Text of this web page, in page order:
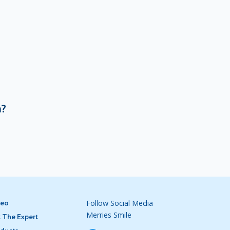
dua
hal di
The Expert
Follow Social Media
Merries Smile